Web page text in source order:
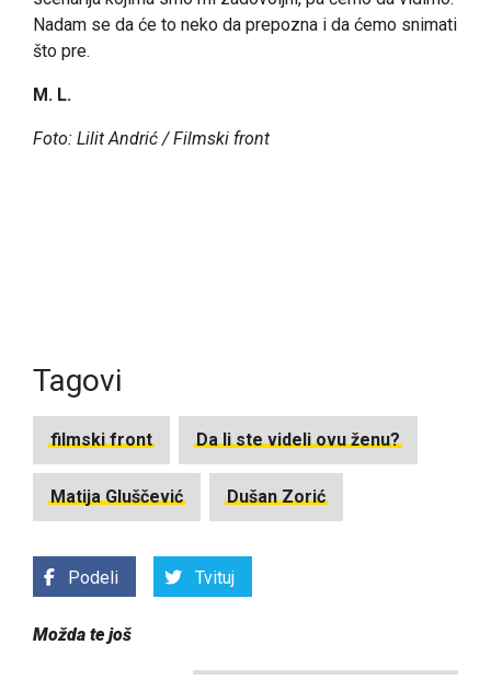
Nadam se da će to neko da prepozna i da ćemo snimati
što pre.
M. L.
Foto: Lilit Andrić / Filmski front
Tagovi
filmski front Da li ste videli ovu ženu?
Matija Gluščević Dušan Zorić
Podeli Tvituj
Možda te još